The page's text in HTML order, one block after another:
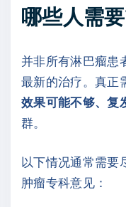
哪些人需
并非所有淋巴瘤患
最新的治疗。真正
效果可能不够、复
群。
以下情况通常需要
肿瘤专科意见：